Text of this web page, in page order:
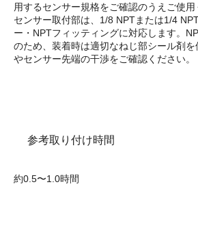
用するセンサー規格をご確認のうえご使用
センサー取付部は、1/8 NPTまたは1/4
ー・NPTフィッティングに対応します。
のため、装着時は適切なねじ部シール剤を
やセンサー先端の干渉をご確認ください。
参考取り付け時間
約0.5〜1.0時間